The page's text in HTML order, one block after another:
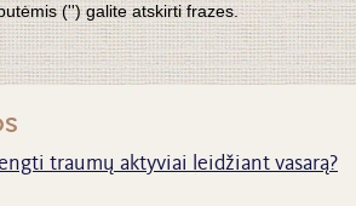
('') galite atskirti frazes.
traumų aktyviai leidžiant vasarą?